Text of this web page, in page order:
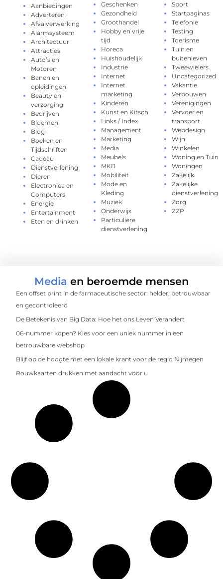
Aanbiedingen
Adverteren
Afvalverwerking
Alarmsysteem
Architectuur
Attracties
Auto’s en
Motoren
Banen en
opleidingen
Beauty en
verzorging
Bedrijven
Bloemen
Blog
Boeken en
Tijdschriften
Cadeau
Dienstverlening
Dieren
Electronica en
Computers
Energie
Entertainment
Eten en drinken
Geschenken
Gezondheid
Groothandel
Hobby en vrije
tijd
Horeca
Huishoudelijk
Industrie
Internet
Internet
marketing
Kinderen
Kunst en Kitsch
Links / Index
Management
Marketing
Media
Meubels
MKB
Mobiliteit
Mode en
Kleding
Muziek
Onderwijs
Particuliere
dienstverlening
Sport
Startpaginas
Telefonie
Testing
Toerisme
Tuin en
buitenleven
Tweewielers
Uncategorized
Vakantie
Verbouwen
Verenigingen
Vervoer en
transport
Webdesign
Wijn
Winkelen
Woning en Tuin
Woningen
Zakelijk
Zakelijke
dienstverlening
Zorg
ZZP
Media en beroemde mensen
Een offset print in de farmaceutische sector: helder, betrouwbaar
en gecontroleerd
De Betekenis van Big Data: Hoe het ons Leven Verandert
06-nummer kopen? Kies voor een uniek nummer in een
betrouwbare webshop
Blijf op de hoogte met een lokale krant voor de regio Nijmegen
Rouwkaarten drukken met aandacht voor u